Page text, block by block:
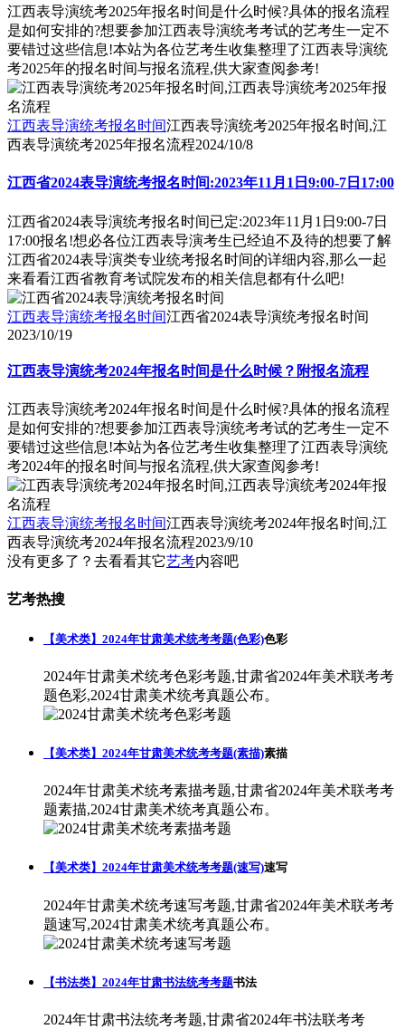
江西表导演统考2025年报名时间是什么时候?具体的报名流程
是如何安排的?想要参加江西表导演统考考试的艺考生一定不
要错过这些信息!本站为各位艺考生收集整理了江西表导演统
考2025年的报名时间与报名流程,供大家查阅参考!
江西表导演统考报名时间江西表导演统考2025年报名时间,江
西表导演统考2025年报名流程2024/10/8
江西省2024表导演统考报名时间:2023年11月1日9:00-7日17:00
江西省2024表导演统考报名时间已定:2023年11月1日9:00-7日
17:00报名!想必各位江西表导演考生已经迫不及待的想要了解
江西省2024表导演类专业统考报名时间的详细内容,那么一起
来看看江西省教育考试院发布的相关信息都有什么吧!
江西表导演统考报名时间江西省2024表导演统考报名时间
2023/10/19
江西表导演统考2024年报名时间是什么时候？附报名流程
江西表导演统考2024年报名时间是什么时候?具体的报名流程
是如何安排的?想要参加江西表导演统考考试的艺考生一定不
要错过这些信息!本站为各位艺考生收集整理了江西表导演统
考2024年的报名时间与报名流程,供大家查阅参考!
江西表导演统考报名时间江西表导演统考2024年报名时间,江
西表导演统考2024年报名流程2023/9/10
没有更多了？去看看其它艺考内容吧
艺考热搜
【美术类】2024年甘肃美术统考考题(色彩)色彩
2024年甘肃美术统考色彩考题,甘肃省2024年美术联考考
题色彩,2024甘肃美术统考真题公布。
【美术类】2024年甘肃美术统考考题(素描)素描
2024年甘肃美术统考素描考题,甘肃省2024年美术联考考
题素描,2024甘肃美术统考真题公布。
【美术类】2024年甘肃美术统考考题(速写)速写
2024年甘肃美术统考速写考题,甘肃省2024年美术联考考
题速写,2024甘肃美术统考真题公布。
【书法类】2024年甘肃书法统考考题书法
2024年甘肃书法统考考题,甘肃省2024年书法联考考